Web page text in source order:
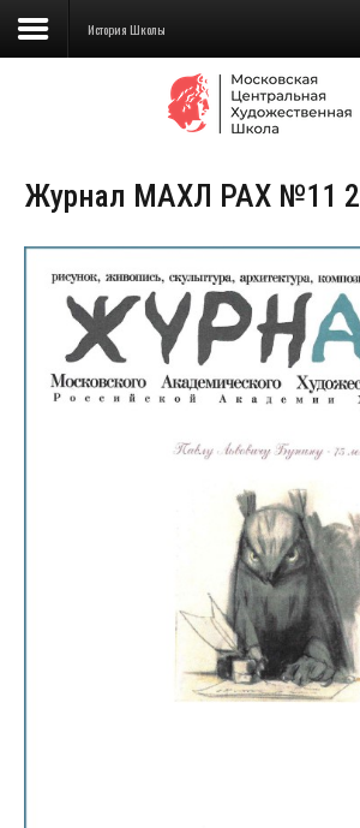
Сведения об образовательной
Школа
Училище
Детская Художественная школа
Поступающим
Подготовка
Курсы повышения квалификации
Центр непрерывного образования
История Школы
Журнал МАХЛ РАХ №11